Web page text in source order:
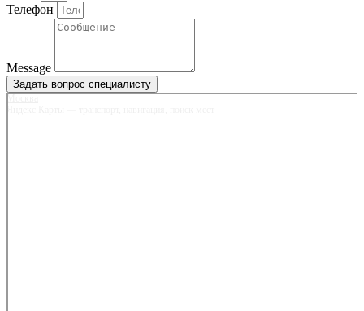
Телефон
Message
Задать вопрос специалисту